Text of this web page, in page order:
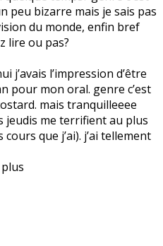
peu bizarre mais je sais pas
du monde, enfin bref
lire ou pas?
j’avais l’impression d’être
pour mon oral. genre c’est
mais tranquilleeee
jeudis me terrifient au plus
que j’ai). j’ai tellement